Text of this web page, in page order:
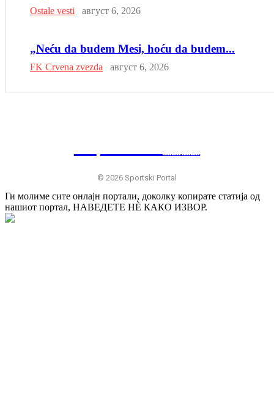
Ostale vesti август 6, 2026
„Neću da budem Mesi, hoću da budem...
FK Crvena zvezda август 6, 2026
© 2026 Sportski Portal
Ги молиме сите онлајн портали, доколку копирате статија од
нашиот портал, НАВЕДЕТЕ НÈ КАКО ИЗВОР.